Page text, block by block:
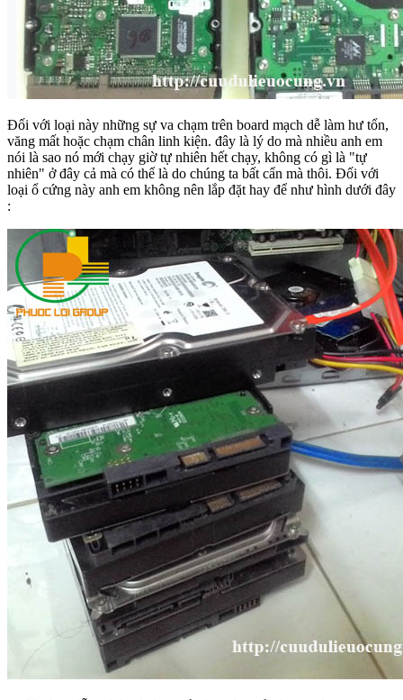
Đối với loại này những sự va chạm trên board mạch dễ làm hư tổn,
văng mất hoặc chạm chân linh kiện. đây là lý do mà nhiều anh em
nói là sao nó mới chạy giờ tự nhiên hết chạy, không có gì là "tự
nhiên" ở đây cả mà có thể là do chúng ta bất cẩn mà thôi. Đối với
loại ổ cứng này anh em không nên lắp đặt hay để như hình dưới đây
: